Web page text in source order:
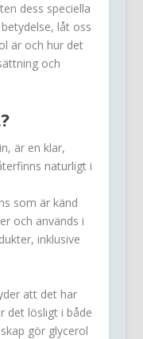
dess speciella
låt oss
är och hur det
och
är en klar,
naturligt i
som är känd
och används i
inklusive
att det har
det lösligt i både
gör glycerol